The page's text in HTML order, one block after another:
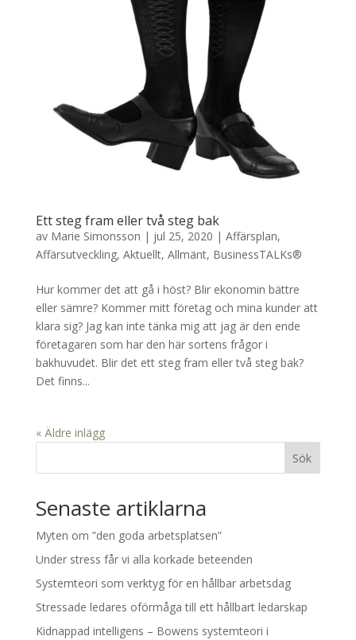
Ett steg fram eller två steg bak
av Marie Simonsson | jul 25, 2020 | Affärsplan,
Affärsutveckling, Aktuellt, Allmänt, BusinessTALKs®
Hur kommer det att gå i höst? Blir ekonomin bättre
eller sämre? Kommer mitt företag och mina kunder att
klara sig? Jag kan inte tänka mig att jag är den ende
företagaren som har den här sortens frågor i
bakhuvudet. Blir det ett steg fram eller två steg bak?
Det finns...
« Äldre inlägg
Sök
Senaste artiklarna
Myten om ”den goda arbetsplatsen”
Under stress får vi alla korkade beteenden
Systemteori som verktyg för en hållbar arbetsdag
Stressade ledares oförmåga till ett hållbart ledarskap
Kidnappad intelligens – Bowens systemteori i